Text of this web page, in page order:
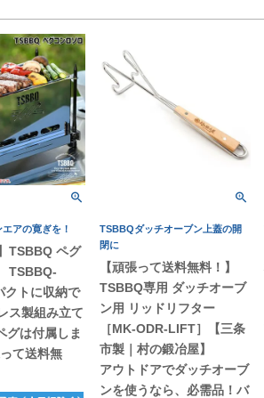
アの寛ぎを！
TSBBQ ペグ
TSBBQ-
トに収納で
ス製組み立て
グは付属しま
て送料無
TSBBQダッチオーブン上蓋の開
閉に
【頑張って送料無料！】
TSBBQ専用 ダッチオーブ
ン用 リッドリフター
［MK-ODR-LIFT］【三条
市製｜村の鍛冶屋】
アウトドアでダッチオーブ
ンを使うなら、必需品！バ